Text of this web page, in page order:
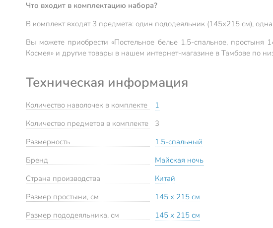
Что входит в комплектацию набора?
В комплект входят 3 предмета: один пододеяльник (145х215 см),
Вы можете приобрести «Постельное белье 1.5-спальное,
Космея» и другие товары в нашем интернет-магазине в Тамбове по
Техническая информация
Количество наволочек в комплекте
1
Количество предметов в комплекте
3
Размерность
1.5-спальный
Бренд
Майская ночь
Страна производства
Китай
Размер простыни, см
145 х 215 см
Размер пододеяльника, см
145 х 215 см